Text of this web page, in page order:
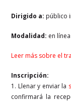
Dirigido a: público
Modalidad: en línea
Leer más sobre el
Inscripción:
1. Llenar y enviar la
confirmará la